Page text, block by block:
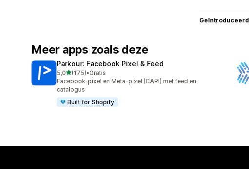
Geïntroduceerd
Meer apps zoals deze
Parkour: Facebook Pixel & Feed
5,0van 5 sterren
(175)
175 recensies in totaal
•Gratis
Facebook-pixel en Meta-pixel (CAPI) met feed en
catalogus
Built for Shopify